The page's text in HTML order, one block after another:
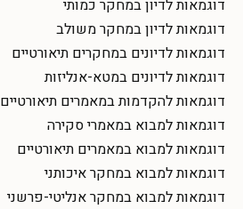
דוגמאות לדיון במחקר כמותי
דוגמאות לדיון במחקר משולב
דוגמאות לדיונים במחקרים תיאורטיים
דוגמאות לדיונים במטא-אנליזות
דוגמאות להקדמות במאמרים תיאורטיים
דוגמאות למבוא במאמרי סקירה
דוגמאות למבוא במאמרים תיאורטיים
דוגמאות למבוא במחקר איכותני
דוגמאות למבוא במחקר אנליטי-פרשני